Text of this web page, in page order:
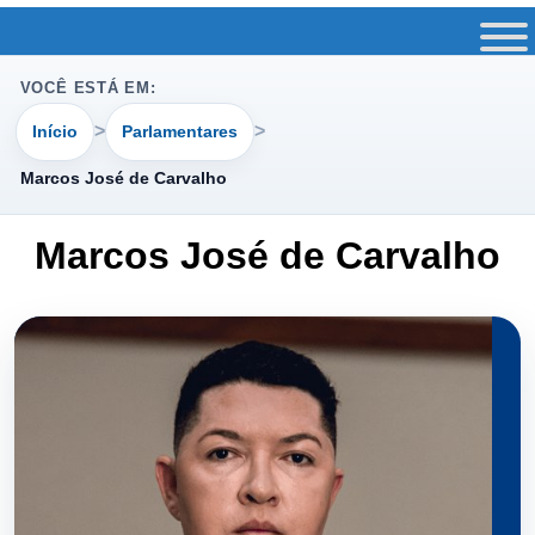
VOCÊ ESTÁ EM:
Início Parlamentares
Marcos José de Carvalho
Marcos José de Carvalho